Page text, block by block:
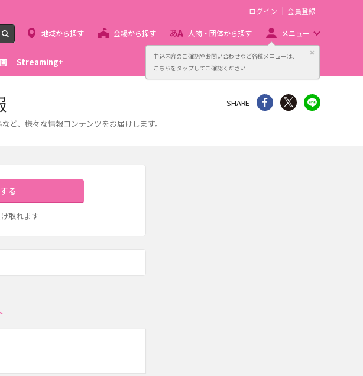
申込内容のご確認やお問い合わせなど各種メニューは、
こちらをタップしてご確認ください
閉じる
検索
ログイン 会員登録
地域から探す 会場から探す 人物・団体から探す メニュー
Streaming+ 主催者向け販売サービス
ど、様々な情報コンテンツをお届けします。
SHARE シェア Twitter
る
取れます